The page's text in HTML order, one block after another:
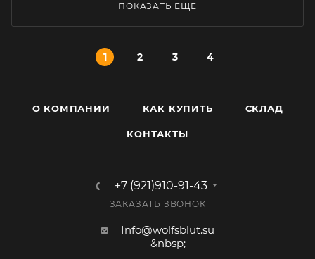
ПОКАЗАТЬ ЕЩЕ
1 2 3 4
О КОМПАНИИ КАК КУПИТЬ СКЛАД
КОНТАКТЫ
+7 (921)910-91-43
ЗАКАЗАТЬ ЗВОНОК
Info@wolfsblut.su
&nbsp;